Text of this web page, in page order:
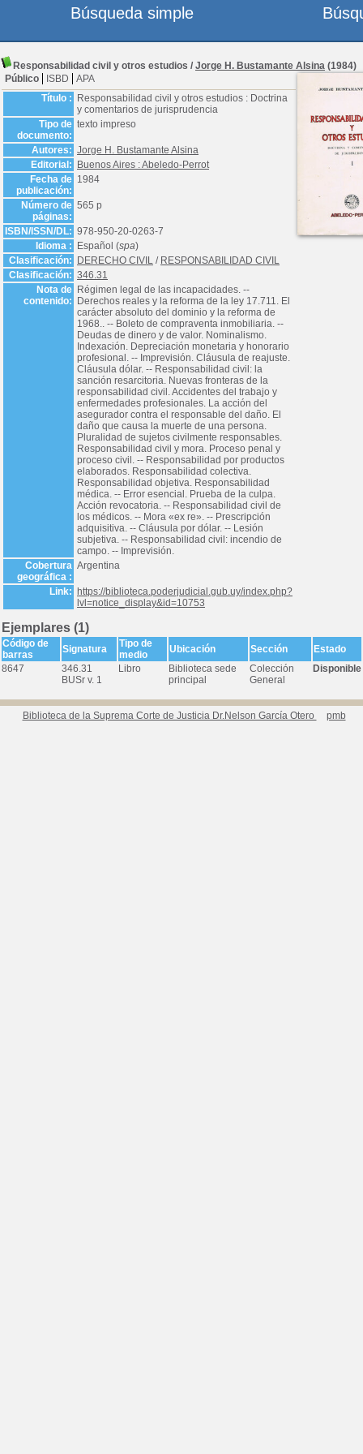
Responsabilidad civil y otros estudios / Jorge H. Bustamante Alsina (1984)
Público
ISBD
APA
Título :
Responsabilidad civil y otros estudios : Doctrina
y comentarios de jurisprudencia
Tipo de
documento:
texto impreso
Autores: Jorge H. Bustamante Alsina
Editorial:
Buenos Aires : Abeledo-Perrot
Fecha de
publicación:
1984
Número de
páginas:
565 p
ISBN/ISSN/DL: 978-950-20-0263-7
Idioma :
Español (spa)
Clasificación:
DERECHO CIVIL / RESPONSABILIDAD CIVIL
Clasificación: 346.31
Nota de
contenido:
Régimen legal de las incapacidades. --
Derechos reales y la reforma de la ley 17.711. El
carácter absoluto del dominio y la reforma de
1968.. -- Boleto de compraventa inmobiliaria. --
Deudas de dinero y de valor. Nominalismo.
Indexación. Depreciación monetaria y honorario
profesional. -- Imprevisión. Cláusula de reajuste.
Cláusula dólar. -- Responsabilidad civil: la
sanción resarcitoria. Nuevas fronteras de la
responsabilidad civil. Accidentes del trabajo y
enfermedades profesionales. La acción del
asegurador contra el responsable del daño. El
daño que causa la muerte de una persona.
Pluralidad de sujetos civilmente responsables.
Responsabilidad civil y mora. Proceso penal y
proceso civil. -- Responsabilidad por productos
elaborados. Responsabilidad colectiva.
Responsabilidad objetiva. Responsabilidad
médica. -- Error esencial. Prueba de la culpa.
Acción revocatoria. -- Responsabilidad civil de
los médicos. -- Mora «ex re». -- Prescripción
adquisitiva. -- Cláusula por dólar. -- Lesión
subjetiva. -- Responsabilidad civil: incendio de
campo. -- Imprevisión.
Cobertura
geográfica :
Argentina
Link:
https://biblioteca.poderjudicial.gub.uy/index.php?
lvl=notice_display&id=10753
Ejemplares (1)
Código de
barras
Signatura
Tipo de
medio
Ubicación Sección
Estado
8647
346.31
BUSr v. 1
Libro
Biblioteca sede
principal
Colección
General
Disponible
Biblioteca de la Suprema Corte de Justicia Dr.Nelson García Otero pmb
Búsqueda simple